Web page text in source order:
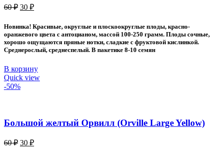
60₽ Первоначальная
составляла
60 ₽.
30 ₽Текущая
30 ₽.
Новинка! Красивые, округлые и плоскоокруглые плоды, красно-
оранжевого цвета с антоцианом, массой 100-250 грамм. Плоды сочные,
хорошо ощущаются пряные нотки, сладкие с фруктовой кислинкой.
Среднерослый, среднеспелый. В пакетике 8-10 семян
В корзину
Quick view
-50%
Большой желтый Орвилл (Orville Large Yellow)
60₽ Первоначальная
30 ₽Текущая